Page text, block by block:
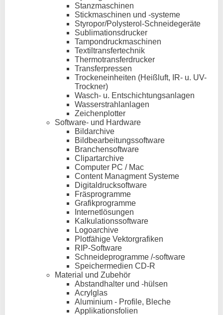
Stanzmaschinen
Stickmaschinen und -systeme
Styropor/Polysterol-Schneidegeräte
Sublimationsdrucker
Tampondruckmaschinen
Textiltransfertechnik
Thermotransferdrucker
Transferpressen
Trockeneinheiten (Heißluft, IR- u. UV-
Trockner)
Wasch- u. Entschichtungsanlagen
Wasserstrahlanlagen
Zeichenplotter
Software- und Hardware
Bildarchive
Bildbearbeitungssoftware
Branchensoftware
Clipartarchive
Computer PC / Mac
Content Managment Systeme
Digitaldrucksoftware
Fräsprogramme
Grafikprogramme
Internetlösungen
Kalkulationssoftware
Logoarchive
Plotfähige Vektorgrafiken
RIP-Software
Schneideprogramme /-software
Speichermedien CD-R
Material und Zubehör
Abstandhalter und -hülsen
Acrylglas
Aluminium - Profile, Bleche
Applikationsfolien